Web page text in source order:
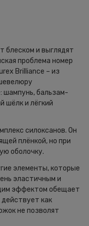
блеском и выглядят
проблема номер
Brilliance – из
шампунь, бальзам-
шёлк и лёгкий
силоксанов. Он
плёнкой, но при
оболочку.
элементы, которые
эластичным и
эффектом обещает
как
не позволят